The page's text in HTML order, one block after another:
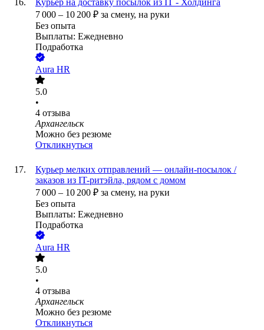
Курьер на доставку посылок из IT - Холдинга
7 000 – 10 200 ₽ за смену, на руки
Без опыта
Выплаты: Ежедневно
Подработка
Aura HR
5.0
•
4 отзыва
Архангельск
Можно без резюме
Откликнуться
Курьер мелких отправлений — онлайн-посылок /
заказов из IT-ритэйла, рядом с домом
7 000 – 10 200 ₽ за смену, на руки
Без опыта
Выплаты: Ежедневно
Подработка
Aura HR
5.0
•
4 отзыва
Архангельск
Можно без резюме
Откликнуться